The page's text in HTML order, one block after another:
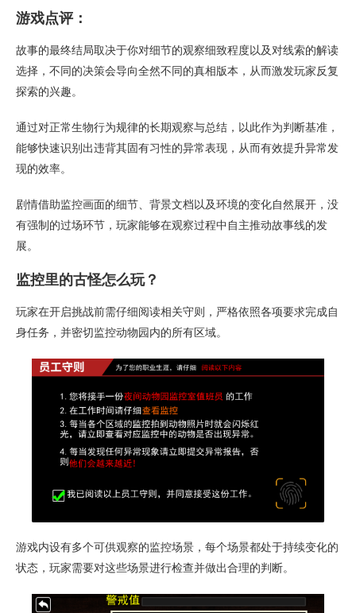
游戏点评：
故事的最终结局取决于你对细节的观察细致程度以及对线索的解读
选择，不同的决策会导向全然不同的真相版本，从而激发玩家反复
探索的兴趣。
通过对正常生物行为规律的长期观察与总结，以此作为判断基准，
能够快速识别出违背其固有习性的异常表现，从而有效提升异常发
现的效率。
剧情借助监控画面的细节、背景文档以及环境的变化自然展开，没
有强制的过场环节，玩家能够在观察过程中自主推动故事线的发
展。
监控里的古怪怎么玩？
玩家在开启挑战前需仔细阅读相关守则，严格依照各项要求完成自
身任务，并密切监控动物园内的所有区域。
游戏内设有多个可供观察的监控场景，每个场景都处于持续变化的
状态，玩家需要对这些场景进行检查并做出合理的判断。